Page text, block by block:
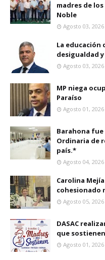
madres de
Noble
Agosto 03, 2026
La educación
desigualdad
Agosto 03, 2026
MP niega
Paraíso
Agosto 01, 2026
Barahona fue
Ordinaria de
país.*
Agosto 04, 2026
Carolina
cohesionado
Agosto 05, 2026
DASAC
que
Agosto 01, 2026